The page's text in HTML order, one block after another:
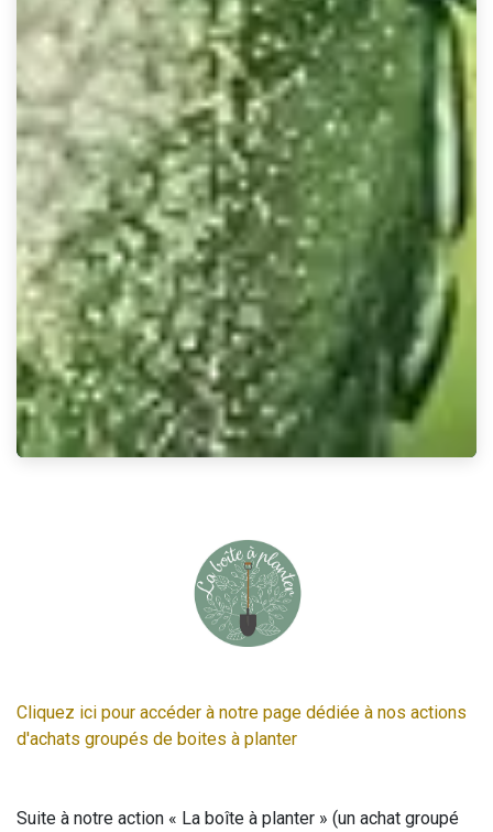
Cliquez ici pour accéder à notre page dédiée à nos actions
d'achats groupés de boites à planter
Suite à notre action « La boîte à planter » (un achat groupé